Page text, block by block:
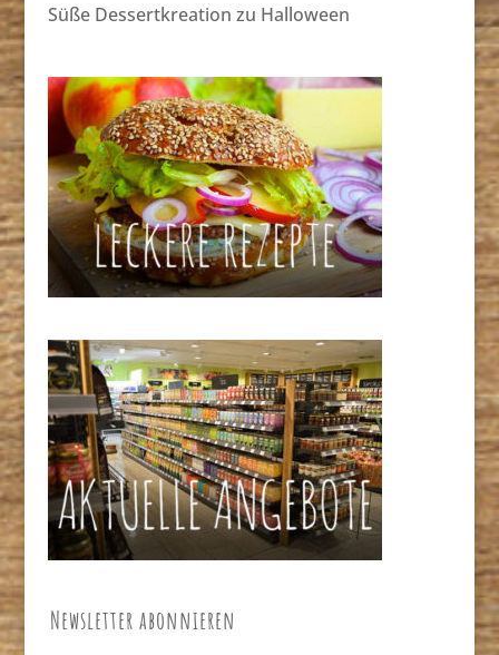
Süße Dessertkreation zu Halloween
Newsletter abonnieren